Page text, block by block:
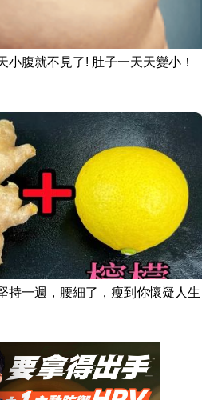
小腹就不見了! 肚子一天天變小！
持一週，腰細了，瘦到你懷疑人生